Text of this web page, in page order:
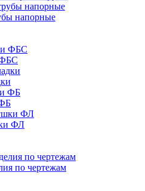
напорные
ФЛ
по чертежам